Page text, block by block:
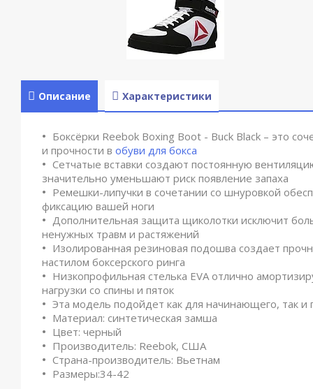
Описание Характеристики
Боксёрки Reebok Boxing Boot - Buck Black – это
и прочности в обуви для бокса
Сетчатые вставки создают постоянную
значительно уменьшают риск появление запаха
Ремешки-липучки в сочетании со шнуровкой
фиксацию вашей ноги
Дополнительная защита щиколотки исключит
ненужных травм и растяжений
Изолированная резиновая подошва создает
настилом боксерского ринга
Низкопрофильная стелька EVA отлично
нагрузки со спины и пяток
Эта модель подойдет как для начинающего, так и
Материал: синтетическая замша
Цвет: черный
Производитель: Reebok, США
Страна-производитель: Вьетнам
Размеры:34-42